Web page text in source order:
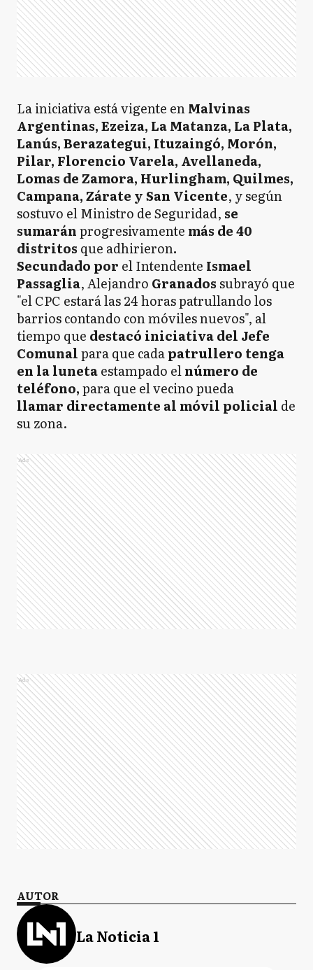
La iniciativa está vigente enMalvinas
Argentinas, Ezeiza, La Matanza, La Plata,
Lanús, Berazategui, Ituzaingó, Morón,
Pilar, Florencio Varela, Avellaneda,
Lomas de Zamora, Hurlingham, Quilmes,
Campana, Zárate y San Vicente, y según
sostuvo el Ministro de Seguridad, se
sumaránprogresivamente más de 40
distritos que adhirieron.
Secundado por el Intendente Ismael
Passaglia, Alejandro Granadossubrayó que
"el CPC estará las 24 horas patrullando los
barrios contando con móviles nuevos", al
tiempo que destacó iniciativa del Jefe
Comunalpara que cadapatrullero tenga
en la lunetaestampado elnúmero de
teléfono,para que el vecino pueda
llamar directamente al móvil policial de
su zona.
Ads
Ads
AUTOR
La Noticia 1